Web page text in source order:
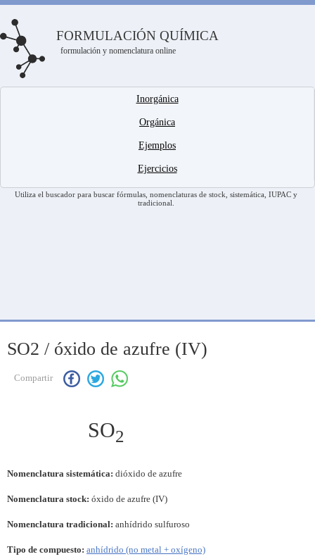
FORMULACIÓN QUÍMICA
formulación y nomenclatura online
Inorgánica
Orgánica
Ejemplos
Ejercicios
Utiliza el buscador para buscar fórmulas, nomenclaturas de stock, sistemática, IUPAC y
tradicional.
SO2 / óxido de azufre (IV)
Compartir
SO2
Nomenclatura sistemática: dióxido de azufre
Nomenclatura stock: óxido de azufre (IV)
Nomenclatura tradicional: anhídrido sulfuroso
Tipo de compuesto: anhídrido (no metal + oxígeno)